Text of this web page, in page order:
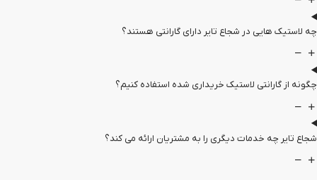
هایی در شجاع تایر دارای گارانتی هستند؟
لاستیک خریداری شده استفاده کنیم؟
چه خدمات دیگری را به مشتریان ارائه می کند؟